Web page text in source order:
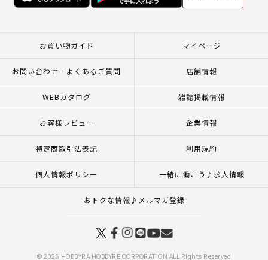
お買い物ガイド マイページ
お問い合わせ - よくあるご質問 店舗情報
WEBカタログ 雑誌掲載情報
お客様レビュー 企業情報
特定商取引法表記 利用規約
個人情報ポリシー 一緒に働こう♪求人情報
おトクな情報♪メルマガ登録
© 2026 HOBBYRA HOBBYRE CORPORATION ALL Rights Reserved